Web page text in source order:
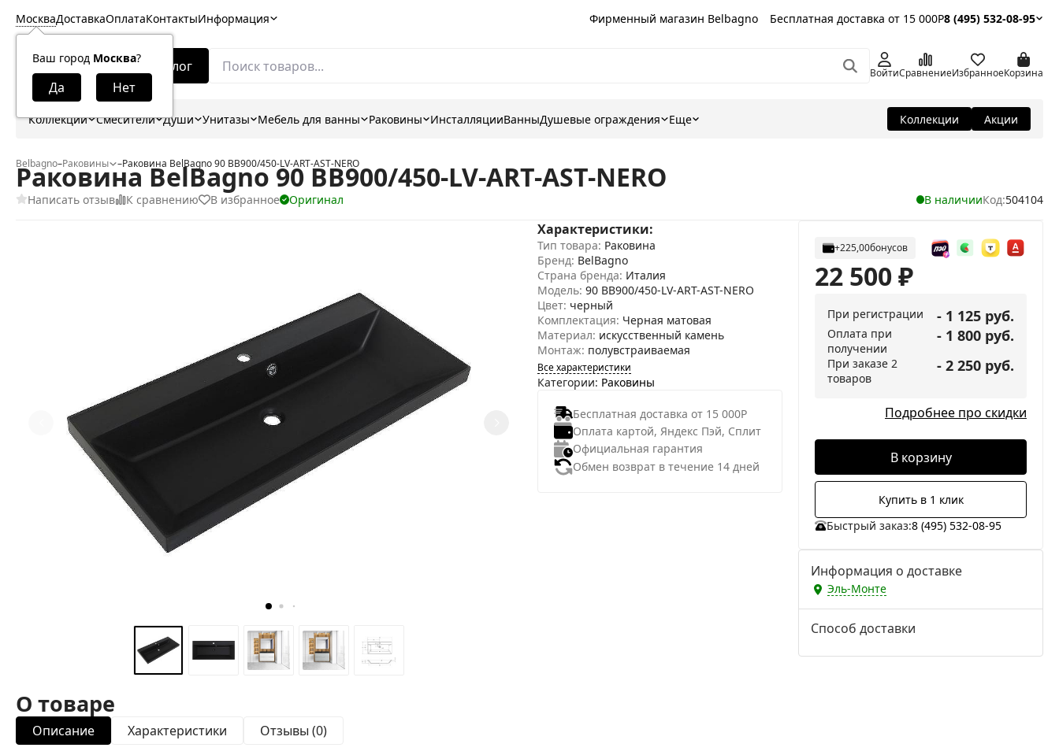
Москва
Ваш город Москва?
ДоставкаОплатаКонтактыИнформация Фирменный магазин Belbagno Бесплатная доставка от 15 000Р8 (495) 532-08-95
Каталог ВойтиСравнениеИзбранноеКорзина
Коллекции Смесители Души Унитазы Мебель для ванны Раковины ИнсталляцииВанныДушевые ограждения Еще Коллекции Акции
Belbagno–Раковины –Раковина BelBagno 90 BB900/450-LV-ART-AST-NERO
Раковина BelBagno 90 BB900/450-LV-ART-AST-NERO
Написать отзыв К сравнению В избранное Оригинал В наличииКод:504104
Характеристики:
Тип товара: Раковина
Бренд: BelBagno
Страна бренда: Италия
Модель: 90 BB900/450-LV-ART-AST-NERO
Цвет: черный
Комплектация: Черная матовая
Материал: искусственный камень
Монтаж: полувстраиваемая
Все характеристики
Категории: Раковины
Бесплатная доставка от 15 000Р
Оплата картой, Яндекс Пэй, Сплит
Официальная гарантия
Обмен возврат в течение 14 дней
+225,00бонусов
22 500₽
При регистрации - 1 125 руб.
Оплата при
получении
- 1 800 руб.
При заказе 2
товаров
- 2 250 руб.
Подробнее про скидки
В корзину
Купить в 1 клик
Быстрый заказ:8 (495) 532-08-95
Информация о доставке
Эль-Монте
Способ доставки
О товаре
Описание Характеристики Отзывы (0)